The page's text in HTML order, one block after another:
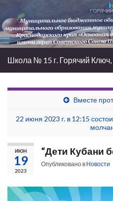
Школа № 15 г. Горячий
Вместе
22 июня 2023 г. в 12:15
ИЮН
19
2023
“Дети Кубани
Опубликовано в Новости